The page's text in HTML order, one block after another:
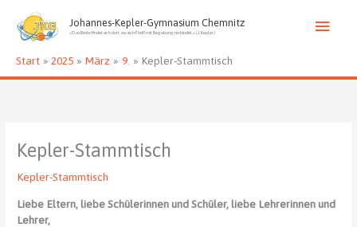
Inhalt
springen
Johannes-Kepler-Gymnasium Chemnitz
»Das Beste findet sich dort, wo sich Fleiß mit Begabung verbindet.« (J. Kepler)
Start 2025 März 9. Kepler-Stammtisch
Kepler-Stammtisch
Kepler-Stammtisch
Liebe Eltern, liebe Schülerinnen und Schüler, liebe Lehrerinnen und
Lehrer,